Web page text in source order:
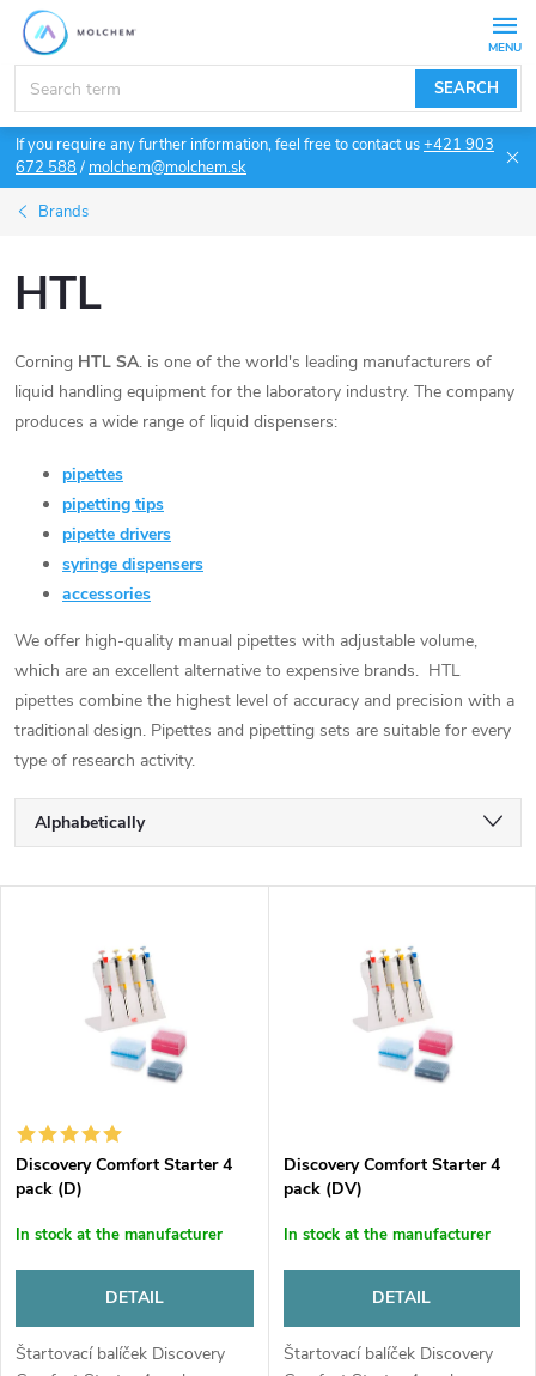
Skip
content
SEARCH
If you require any further information, feel free to contact us+421 903
672 588/ molchem@molchem.sk
Brands
HTL
Corning HTL SA. is one of the world's leading manufacturers of
liquid handling equipment for the laboratory industry. The company
produces a wide range of liquid dispensers:
pipettes
pipetting tips
pipette drivers
syringe dispensers
accessories
We offer high-quality manual pipettes with adjustable volume,
which are an excellent alternative to expensive brands. HTL
pipettes combine the highest level of accuracy and precision with a
traditional design. Pipettes and pipetting sets are suitable for every
type of research activity.
P
r
c
t
s
Alphabetically
Bestsellers
o
f
p
r
Discovery Comfort Starter 4
pack (D)
In stock at the manufacturer
DETAIL
Štartovací balíček Discovery
Discovery Comfort Starter 4
pack (DV)
In stock at the manufacturer
DETAIL
Štartovací balíček Discovery